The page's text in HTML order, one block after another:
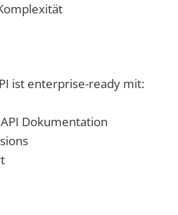
ist enterprise-ready mit:
Dokumentation